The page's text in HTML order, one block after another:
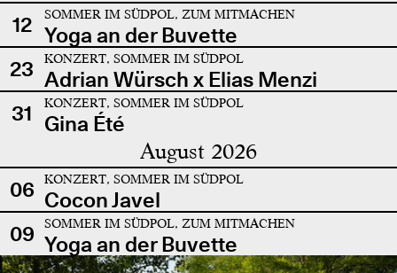
12 SOMMER IM SÜDPOL, ZUM MITMACHEN
Yoga an der Buvette
23
KONZERT, SOMMER IM SÜDPOL
Adrian Würsch x Elias Menzi
31
KONZERT, SOMMER IM SÜDPOL
Gina Été
August 2026
06 KONZERT, SOMMER IM SÜDPOL
Cocon Javel
09
SOMMER IM SÜDPOL, ZUM MITMACHEN
Yoga an der Buvette